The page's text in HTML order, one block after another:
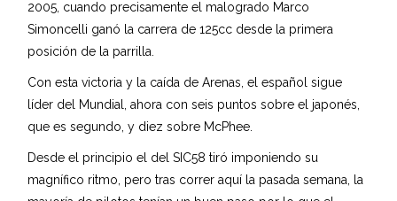
2005, cuando precisamente el malogrado Marco
Simoncelli ganó la carrera de 125cc desde la primera
posición de la parrilla.
Con esta victoria y la caída de Arenas, el español sigue
líder del Mundial, ahora con seis puntos sobre el japonés,
que es segundo, y diez sobre McPhee.
Desde el principio el del SIC58 tiró imponiendo su
magnífico ritmo, pero tras correr aquí la pasada semana, la